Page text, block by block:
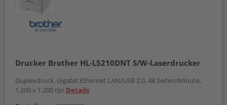
Drucker Brother HL-L5210DNT S/W-Laserdrucker
Duplexdruck, Gigabit Ethernet LAN/USB 2.0, 48 Seiten/Minute,
1.200 x 1.200 dpi Details